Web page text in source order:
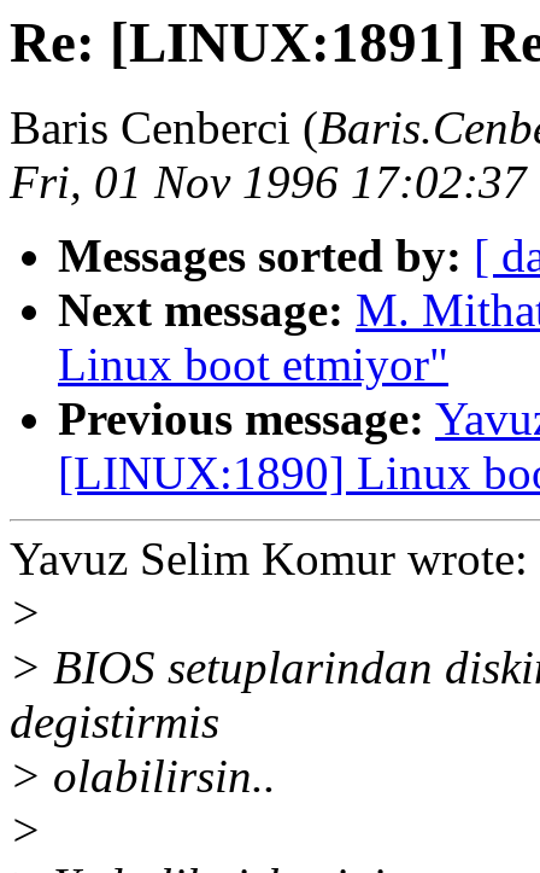
Re: [LINUX:1891]
Baris Cenberci (
Fri, 01 Nov 1996
Messages sorted by: [
Next message: M.
Linux boot etmiyor"
Previous message:
[LINUX:1890] Linux
Yavuz Selim Komur wrote:
>
> BIOS setuplarindan
degistirmis
> olabilirsin..
>